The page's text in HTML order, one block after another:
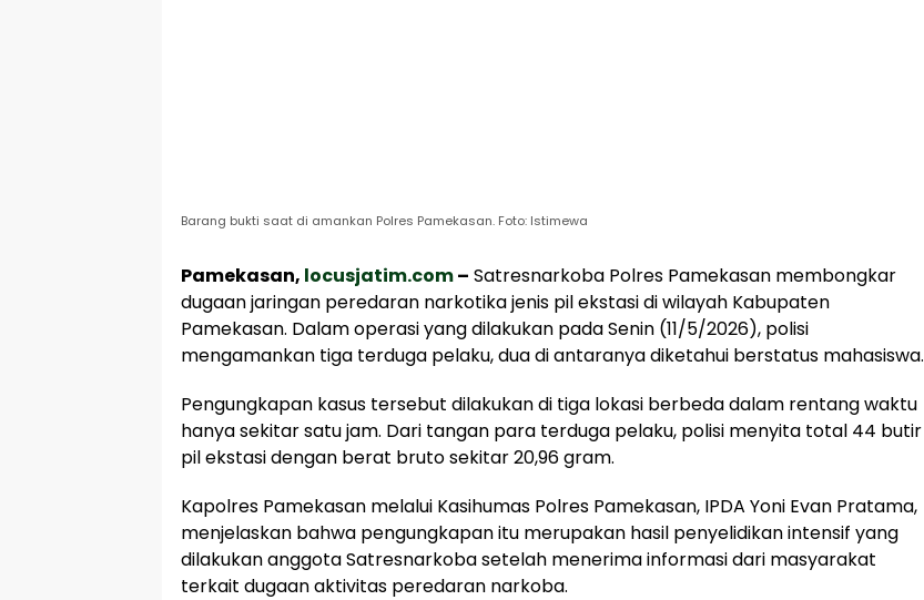
Barang bukti saat di amankan Polres Pamekasan. Foto: Istimewa
Pamekasan, locusjatim.com– Satresnarkoba Polres Pamekasan membongkar
dugaan jaringan peredaran narkotika jenis pil ekstasi di wilayah Kabupaten
Pamekasan. Dalam operasi yang dilakukan pada Senin (11/5/2026), polisi
mengamankan tiga terduga pelaku, dua di antaranya diketahui berstatus mahasiswa.
Pengungkapan kasus tersebut dilakukan di tiga lokasi berbeda dalam rentang waktu
hanya sekitar satu jam. Dari tangan para terduga pelaku, polisi menyita total 44 butir
pil ekstasi dengan berat bruto sekitar 20,96 gram.
Kapolres Pamekasan melalui Kasihumas Polres Pamekasan, IPDA Yoni Evan Pratama,
menjelaskan bahwa pengungkapan itu merupakan hasil penyelidikan intensif yang
dilakukan anggota Satresnarkoba setelah menerima informasi dari masyarakat
terkait dugaan aktivitas peredaran narkoba.